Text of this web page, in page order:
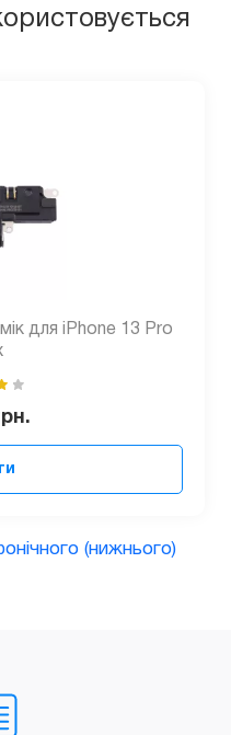
для iPhone 13 Pro
(нижнього)